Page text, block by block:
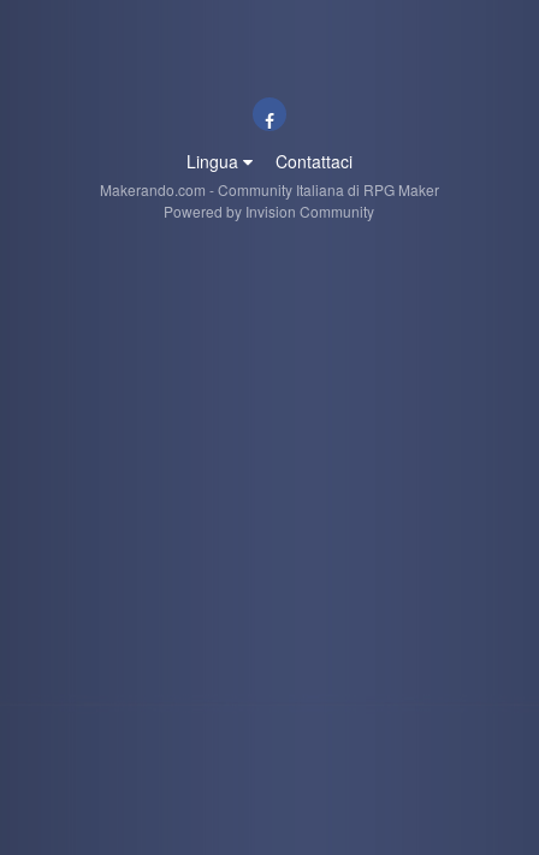
Lingua Contattaci
Makerando.com - Community Italiana di RPG Maker
Powered by Invision Community